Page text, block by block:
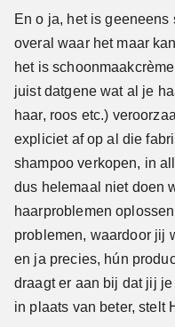
En o ja, het is
overal waar het maar
het is
juist datgene wat al je
haar, roos etc.)
expliciet af op al die
shampoo verkopen, in
dus helemaal niet doen
haarproblemen
problemen, waardoor jij
en ja precies, hún
draagt er aan bij dat jij
in plaats van beter, stelt